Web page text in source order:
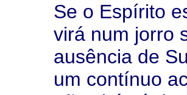
Se o Espírito
virá num jorro
ausência de
um contínuo